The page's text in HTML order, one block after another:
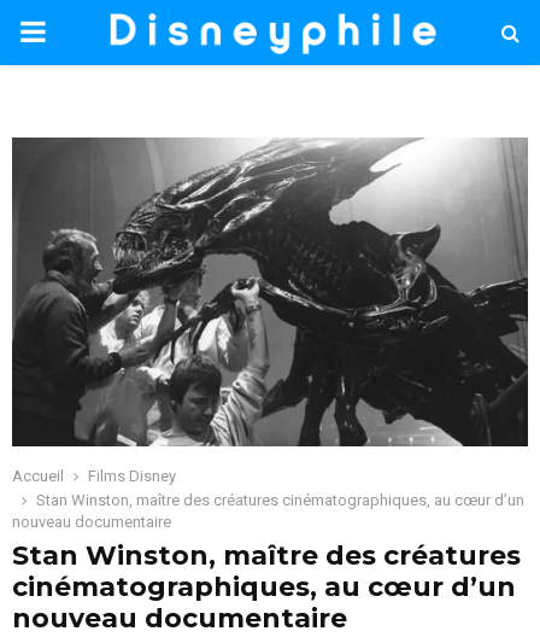
PRIMARY
Accueil
Films Disney
Stan Winston, maître des créatures cinématographiques, au cœur d’un
nouveau documentaire
Stan Winston, maître des créatures
cinématographiques, au cœur d’un
nouveau documentaire